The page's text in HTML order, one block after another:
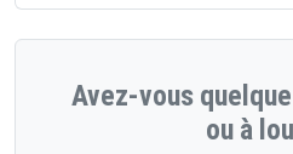
Avez-vous
ou à